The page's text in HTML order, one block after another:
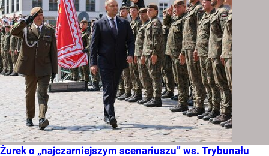
Żurek o „najczarniejszym scenariuszu” ws. Trybunału